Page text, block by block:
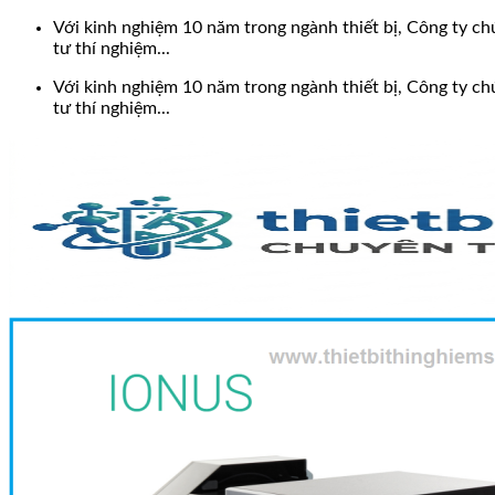
dung
Với kinh nghiệm 10 năm trong ngành thiết bị, Công ty
tư thí nghiệm...
Với kinh nghiệm 10 năm trong ngành thiết bị, Công ty
tư thí nghiệm...